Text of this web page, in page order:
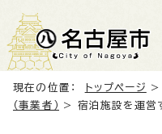
現在の位置： トップページ
（事業者）
> 宿泊施設を運営